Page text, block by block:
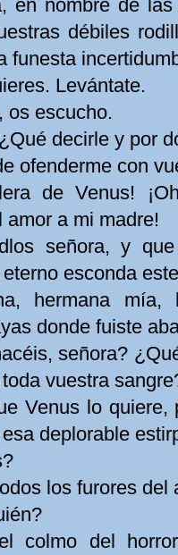
en nombre de
débiles
funesta
Levántate.
os escucho.
decirle y por
ofenderme con
de Venus!
a mi madre!
señora, y
esconda
hermana
donde fuiste
señora?
vuestra
Venus lo
deplorable
los furores del
colmo del